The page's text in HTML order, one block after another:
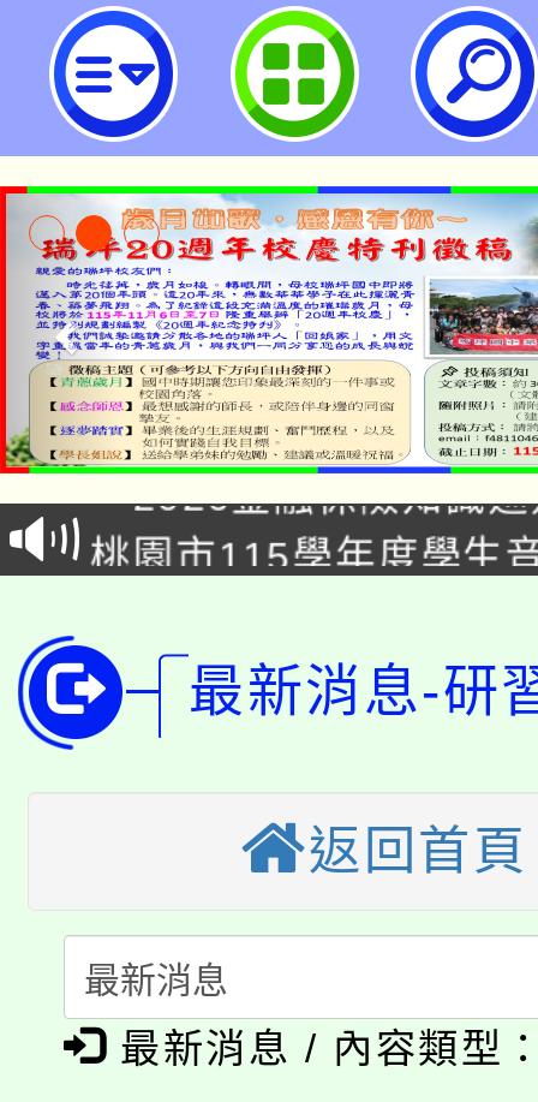
主旨：檢送教育部委託本校辦理
藝術教學應用推廣工作坊」-「AI
經驗分享」相關資料，請查照。-
中學
公告本校115學年度第
代理(課)教師甄選結果(
「2026金融保險知識
車」活動
桃園市115學年度學生
代理(課)教師甄選結果(
公告本校115學年度第
代理(課)教師甄選結果(
轉知中國文化大學推廣
《TA101》溝通分析基
程，歡迎學生輔導中心
心理、諮商輔導、社會
系所師生報名參加。
縣市「校園短影音徵
門員」簡章及活動海報
踴躍報名參加。
桃園市115學年度學生
要點
展演活動實施計畫」
115年度「教育部表揚
義教育推展貢獻獎」
公告本校115學年度第
「2026金融保險知識
最新消息-研
返回首頁
最新消息 / 內容類型